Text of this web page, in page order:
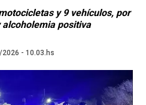
y 9 vehículos, por
positiva
- 10.03.hs